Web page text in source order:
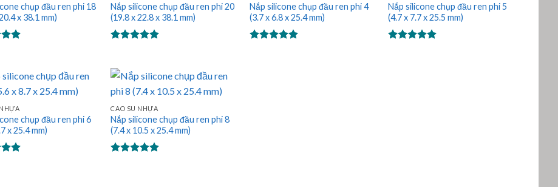
chụp đầu ren phi 18
x 38.1 mm)
Nắp silicone chụp đầu ren phi 20
(19.8 x 22.8 x 38.1 mm)
5 sao
Nắp silicone chụp đầu ren phi 4
(3.7 x 6.8 x 25.4 mm)
Nắp silicone chụp đầu ren phi 5
(4.7 x 7.7 x 25.5 mm)
chụp đầu ren phi 6
x 25.4 mm)
CAO SU NHỰA
Nắp silicone chụp đầu ren phi 8
(7.4 x 10.5 x 25.4 mm)